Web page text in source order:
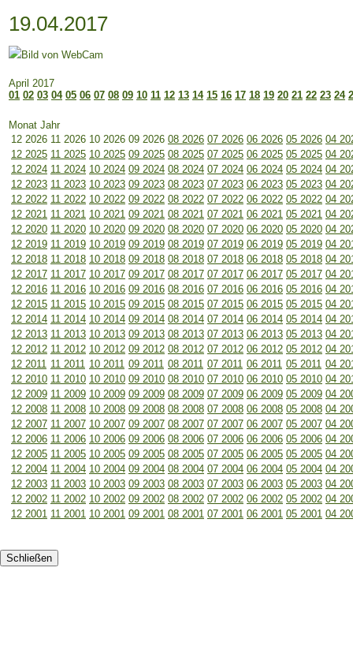
19.04.2017
April 2017
01 02 03 04 05 06 07 08 09 10 11 12 13 14 15 16 17 18 19 20 21 22 23 24
Monat Jahr
12 2026 11 2026 10 2026 09 2026 08 2026 07 2026 06 2026 05 2026 04
12 2025 11 2025 10 2025 09 2025 08 2025 07 2025 06 2025 05 2025 04
12 2024 11 2024 10 2024 09 2024 08 2024 07 2024 06 2024 05 2024 04
12 2023 11 2023 10 2023 09 2023 08 2023 07 2023 06 2023 05 2023 04
12 2022 11 2022 10 2022 09 2022 08 2022 07 2022 06 2022 05 2022 04
12 2021 11 2021 10 2021 09 2021 08 2021 07 2021 06 2021 05 2021 04
12 2020 11 2020 10 2020 09 2020 08 2020 07 2020 06 2020 05 2020 04
12 2019 11 2019 10 2019 09 2019 08 2019 07 2019 06 2019 05 2019 04
12 2018 11 2018 10 2018 09 2018 08 2018 07 2018 06 2018 05 2018 04
12 2017 11 2017 10 2017 09 2017 08 2017 07 2017 06 2017 05 2017 04
12 2016 11 2016 10 2016 09 2016 08 2016 07 2016 06 2016 05 2016 04
12 2015 11 2015 10 2015 09 2015 08 2015 07 2015 06 2015 05 2015 04
12 2014 11 2014 10 2014 09 2014 08 2014 07 2014 06 2014 05 2014 04
12 2013 11 2013 10 2013 09 2013 08 2013 07 2013 06 2013 05 2013 04
12 2012 11 2012 10 2012 09 2012 08 2012 07 2012 06 2012 05 2012 04
12 2011 11 2011 10 2011 09 2011 08 2011 07 2011 06 2011 05 2011 04
12 2010 11 2010 10 2010 09 2010 08 2010 07 2010 06 2010 05 2010 04
12 2009 11 2009 10 2009 09 2009 08 2009 07 2009 06 2009 05 2009 04
12 2008 11 2008 10 2008 09 2008 08 2008 07 2008 06 2008 05 2008 04
12 2007 11 2007 10 2007 09 2007 08 2007 07 2007 06 2007 05 2007 04
12 2006 11 2006 10 2006 09 2006 08 2006 07 2006 06 2006 05 2006 04
12 2005 11 2005 10 2005 09 2005 08 2005 07 2005 06 2005 05 2005 04
12 2004 11 2004 10 2004 09 2004 08 2004 07 2004 06 2004 05 2004 04
12 2003 11 2003 10 2003 09 2003 08 2003 07 2003 06 2003 05 2003 04
12 2002 11 2002 10 2002 09 2002 08 2002 07 2002 06 2002 05 2002 04
12 2001 11 2001 10 2001 09 2001 08 2001 07 2001 06 2001 05 2001 04